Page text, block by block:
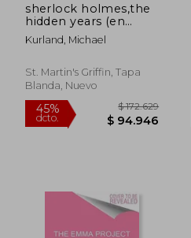
sherlock holmes,the
hidden years (en
Inglés)
Kurland, Michael
St. Martin's Griffin, Tapa
Blanda, Nuevo